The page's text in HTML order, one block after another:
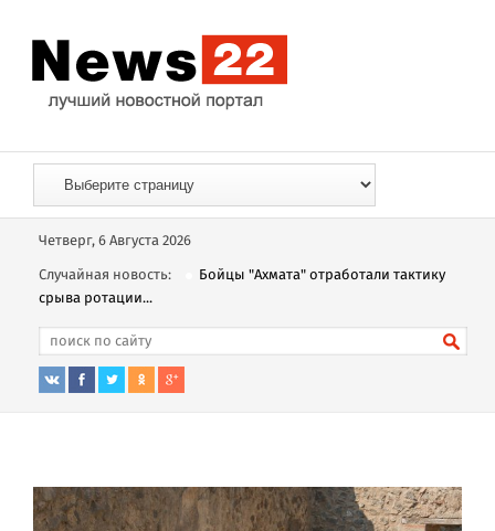
Четверг, 6 Августа 2026
Случайная новость:
Бойцы "Ахмата" отработали тактику
срыва ротации...